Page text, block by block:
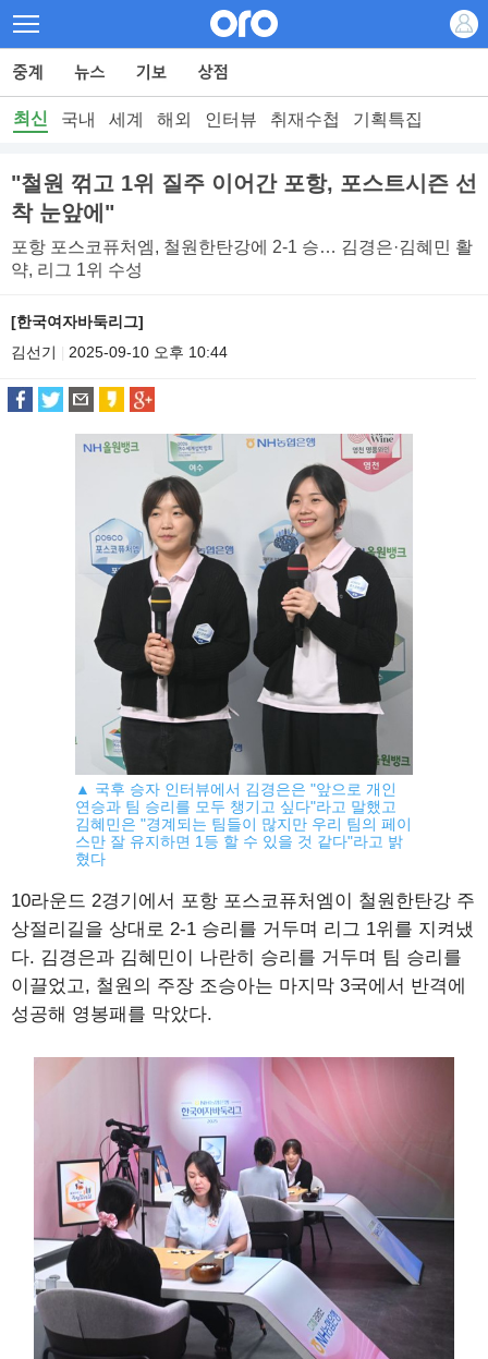
최신 국내 세계 해외 인터뷰 취재수첩 기획특집
"철원 꺾고 1위 질주 이어간 포항, 포스트시즌 선
착 눈앞에"
포항 포스코퓨처엠, 철원한탄강에 2-1 승… 김경은·김혜민 활
약, 리그 1위 수성
[한국여자바둑리그]
김선기
2025-09-10 오후 10:44
▲ 국후 승자 인터뷰에서 김경은은 "앞으로 개인
연승과 팀 승리를 모두 챙기고 싶다"라고 말했고
김혜민은 "경계되는 팀들이 많지만 우리 팀의 페이
스만 잘 유지하면 1등 할 수 있을 것 같다"라고 밝
혔다
10라운드 2경기에서 포항 포스코퓨처엠이 철원한탄강 주
상절리길을 상대로 2-1 승리를 거두며 리그 1위를 지켜냈
다. 김경은과 김혜민이 나란히 승리를 거두며 팀 승리를
이끌었고, 철원의 주장 조승아는 마지막 3국에서 반격에
성공해 영봉패를 막았다.